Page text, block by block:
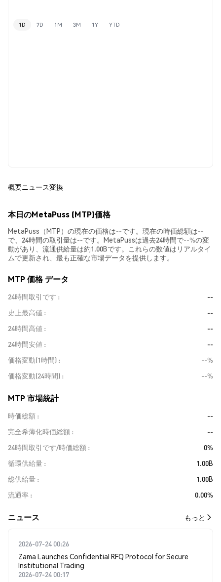
1D 7D 1M 3M 1Y YTD
概要ニュース変換
本日のMetaPuss (MTP)価格
MetaPuss（MTP）の現在の価格は--です。現在の時価総額は--
で、24時間の取引量は--です。MetaPussは過去24時間で--%の変
動があり、流通供給量は約1.00Bです。これらの数値はリアルタイ
ムで更新され、最も正確な市場データを提供します。
MTP 価格 データ
24時間取引です
--
史上最高値
--
24時間高値
--
24時間安値
--
価格変動(1時間)
--%
価格変動(24時間)
--%
MTP 市場統計
時価総額
--
完全希薄化時価総額
--
24時間取引です/時価総額
0%
循環供給量
1.00B
総供給量
1.00B
流通率
0.00%
​​ニュース​​ もっと
2026-07-24 00:26
Zama Launches Confidential RFQ Protocol for Secure
Institutional Trading
2026-07-24 00:17